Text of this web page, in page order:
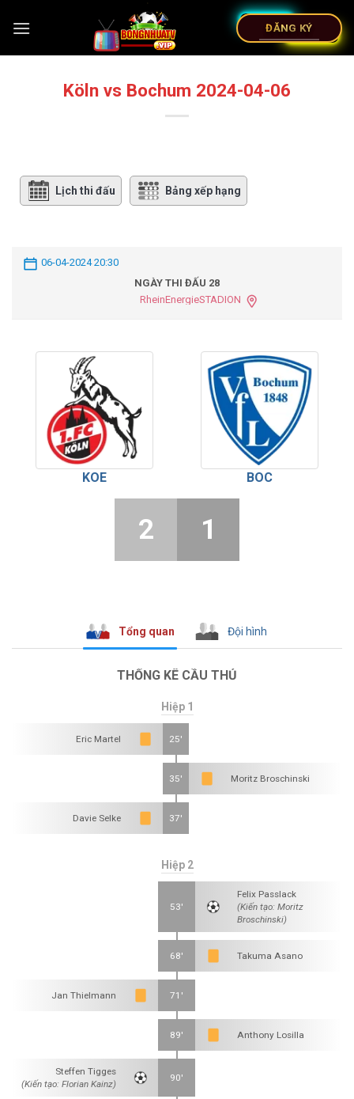
ĐĂNG KÝ
Köln vs Bochum 2024-04-06
Lịch thi đấu Bảng xếp hạng
06-04-2024 20:30
NGÀY THI ĐẤU 28
RheinEnergieSTADION
KOE BOC
2 1
Tổng quan Đội hình
THỐNG KÊ CẦU THỦ
Hiệp 1
Eric Martel 25'
35' Moritz Broschinski
Davie Selke 37'
Hiệp 2
53'
Felix Passlack
(Kiến tạo: Moritz
Broschinski)
68' Takuma Asano
Jan Thielmann 71'
89' Anthony Losilla
Steffen Tigges
(Kiến tạo: Florian Kainz)
90'